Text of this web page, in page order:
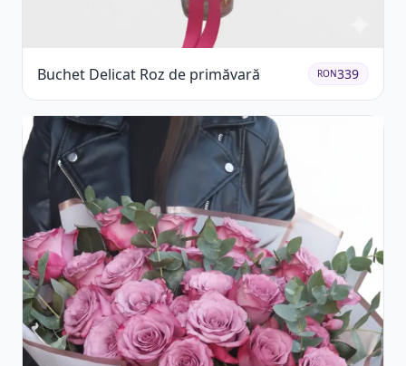
Buchet Delicat Roz de primăvară RON339